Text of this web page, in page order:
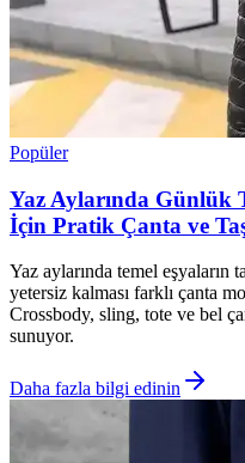
Popüler
Yaz Aylarında Günlük
İçin Pratik Çanta ve
Yaz aylarında temel eşyaların
yetersiz kalması farklı çanta
Crossbody, sling, tote ve bel
sunuyor.
Daha fazla bilgi edinin